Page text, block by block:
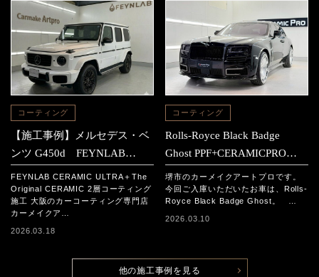
コーティング
【施工事例】メルセデス・ベ
ンツ G450d FEYNLAB
CERAMIC ULTRA＋The
Original CERAMIC 2層コーテ
ィング施工
FEYNLAB CERAMIC ULTRA＋The
Original CERAMIC 2層コーティング
施工 大阪のカーコーティング専門店
カーメイクア…
2026.03.18
コーティング
Rolls-Royce Black Badge
Ghost PPF+CERAMICPRO
ION施工事例
堺市のカーメイクアートプロです。
今回ご入庫いただいたお車は、Rolls-
Royce Black Badge Ghost。 …
2026.03.10
他の施工事例を見る